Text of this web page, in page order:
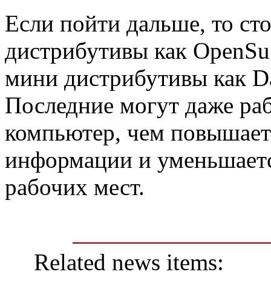
Если пойти дальше, то
дистрибутивы как
мини дистрибутивы как
Последние могут даже
компьютер, чем
информации и
рабочих мест.
Related news items: